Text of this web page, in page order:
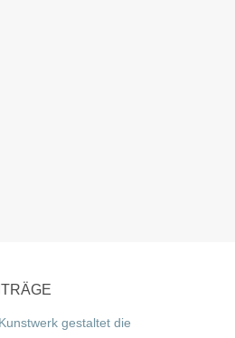
gestaltet die